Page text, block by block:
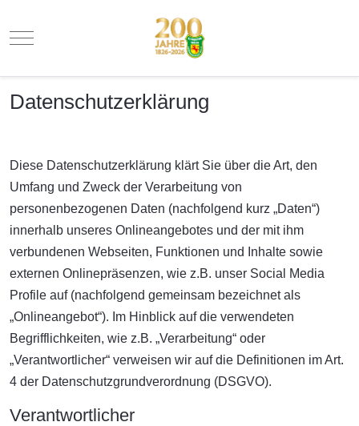
Mobile Menu Toggle
Datenschutzerklärung
Diese Datenschutzerklärung klärt Sie über die Art, den
Umfang und Zweck der Verarbeitung von
personenbezogenen Daten (nachfolgend kurz „Daten“)
innerhalb unseres Onlineangebotes und der mit ihm
verbundenen Webseiten, Funktionen und Inhalte sowie
externen Onlinepräsenzen, wie z.B. unser Social Media
Profile auf (nachfolgend gemeinsam bezeichnet als
„Onlineangebot“). Im Hinblick auf die verwendeten
Begrifflichkeiten, wie z.B. „Verarbeitung“ oder
„Verantwortlicher“ verweisen wir auf die Definitionen im Art.
4 der Datenschutzgrundverordnung (DSGVO).
Verantwortlicher